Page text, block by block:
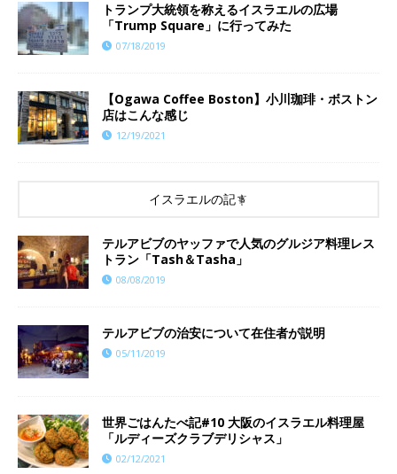
トランプ大統領を称えるイスラエルの広場
「Trump Square」に行ってみた
07/18/2019
【Ogawa Coffee Boston】小川珈琲・ボストン
店はこんな感じ
12/19/2021
イスラエルの記事
テルアビブのヤッファで人気のグルジア料理レス
トラン「Tash＆Tasha」
08/08/2019
テルアビブの治安について在住者が説明
05/11/2019
世界ごはんたべ記#10 大阪のイスラエル料理屋
「ルディーズクラブデリシャス」
02/12/2021